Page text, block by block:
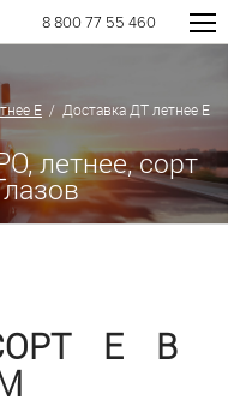
8 800 77 55 460
Е / Доставка ДТ летнее Е
летнее, сорт
Е В